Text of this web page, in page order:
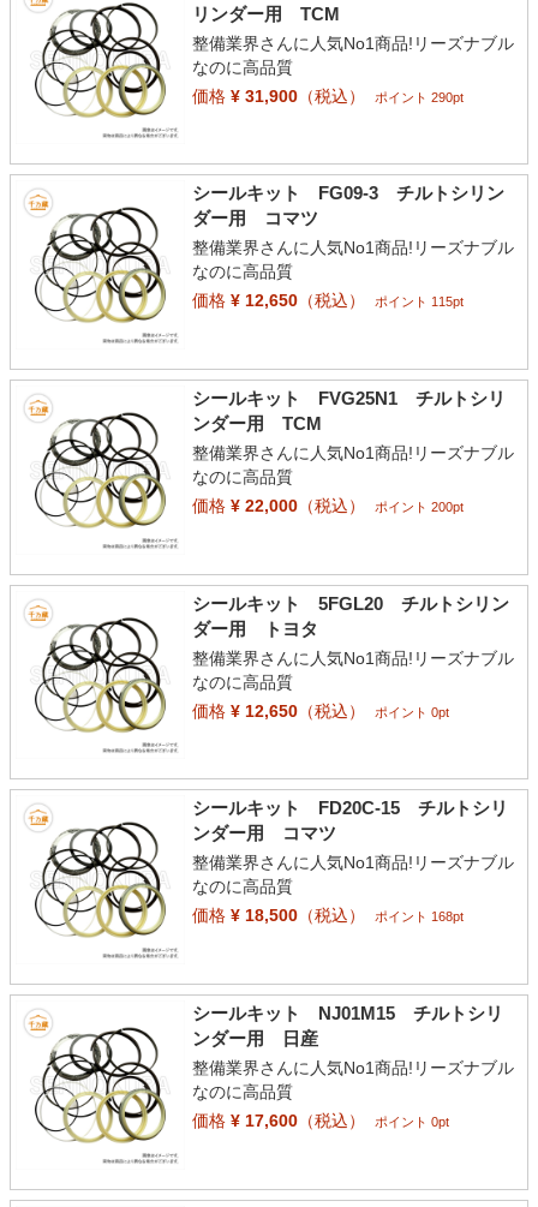
リンダー用 TCM
整備業界さんに人気No1商品!リーズナブル
なのに高品質
価格¥ 31,900（税込） ポイント 290pt
シールキット FG09-3 チルトシリン
ダー用 コマツ
整備業界さんに人気No1商品!リーズナブル
なのに高品質
価格¥ 12,650（税込） ポイント 115pt
シールキット FVG25N1 チルトシリ
ンダー用 TCM
整備業界さんに人気No1商品!リーズナブル
なのに高品質
価格¥ 22,000（税込） ポイント 200pt
シールキット 5FGL20 チルトシリン
ダー用 トヨタ
整備業界さんに人気No1商品!リーズナブル
なのに高品質
価格¥ 12,650（税込） ポイント 0pt
シールキット FD20C-15 チルトシリ
ンダー用 コマツ
整備業界さんに人気No1商品!リーズナブル
なのに高品質
価格¥ 18,500（税込） ポイント 168pt
シールキット NJ01M15 チルトシリ
ンダー用 日産
整備業界さんに人気No1商品!リーズナブル
なのに高品質
価格¥ 17,600（税込） ポイント 0pt